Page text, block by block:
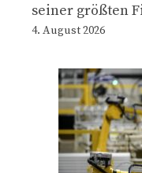
seiner größten
4. August 2026